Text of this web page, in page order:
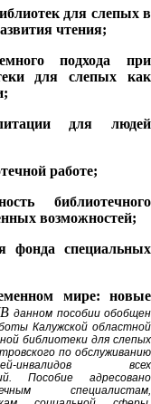
для слепых в
чтения;
подхода при
для слепых как
для людей
работе;
библиотечного
возможностей;
фонда специальных
мире: новые
данном пособии обобщен
Калужской областной
библиотеки для слепых
по обслуживанию
инвалидов всех
Пособие адресовано
специалистам,